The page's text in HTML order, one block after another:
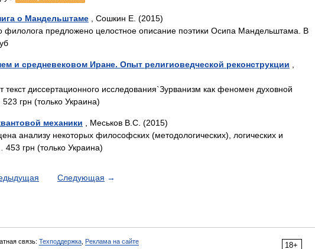
о Мандельштаме , Сошкин Е. (2015)
филолога предложено целостное описание поэтики Осипа Мандельштама. В
и средневековом Иране. Опыт религиоведческой реконструкции
текст диссертационного исследования`Зурванизм как феномен духовной
грн (только Украина)
механики , Меськов В.С. (2015)
анализу некоторых философских (методологических), логических и
453 грн (только Украина)
Следующая →
18+
связь: Техподдержка Реклама на сайте